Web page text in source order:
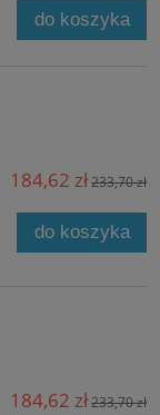
do koszyka
184,62 zł233,70 zł
do koszyka
184,62 zł233,70 zł